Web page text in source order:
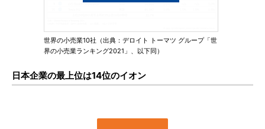
世界の小売業10社（出典：デロイト トーマツ グループ「世
界の小売業ランキング2021」、以下同）
日本企業の最上位は14位のイオン